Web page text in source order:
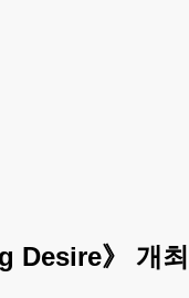
Desire》 개최